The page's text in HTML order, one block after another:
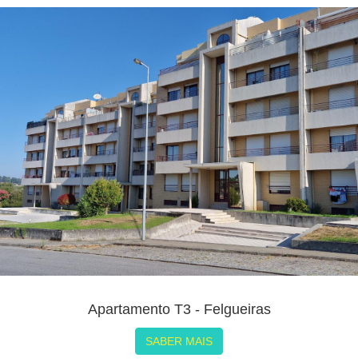
Apartamento T3 - Felgueiras
SABER MAIS